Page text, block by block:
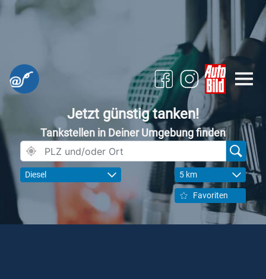
Jetzt günstig tanken!
Tankstellen in Deiner Umgebung finden
Diesel 5 km
Favoriten